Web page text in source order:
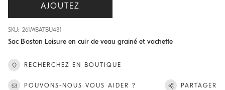
AJOUTEZ
SKU: 261MBATBU431
Sac Boston Leisure en cuir de veau grainé et vachette
RECHERCHEZ EN BOUTIQUE
POUVONS-NOUS VOUS AIDER ? PARTAGER